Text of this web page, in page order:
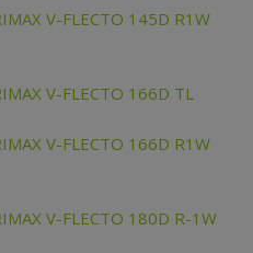
V-FLECTO 145D R1W
V-FLECTO 166D TL
V-FLECTO 166D R1W
V-FLECTO 180D R-1W